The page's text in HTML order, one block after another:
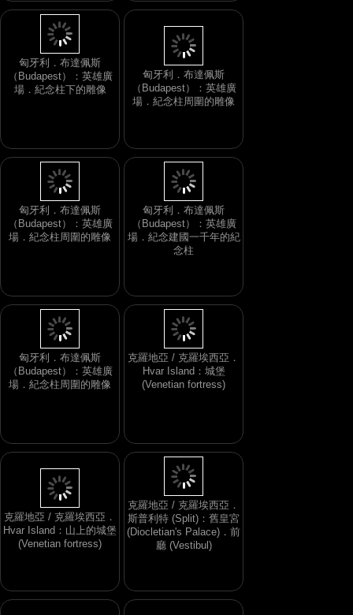
匈牙利．布達佩斯
（Budapest）：英雄廣
場．紀念柱下的雕像
匈牙利．布達佩斯
（Budapest）：英雄廣
場．紀念柱周圍的雕像
匈牙利．布達佩斯
（Budapest）：英雄廣
場．紀念柱周圍的雕像
匈牙利．布達佩斯
（Budapest）：英雄廣
場．紀念建國一千年的紀
念柱
匈牙利．布達佩斯
（Budapest）：英雄廣
場．紀念柱周圍的雕像
克羅地亞 / 克羅埃西亞．
Hvar Island：城堡
(Venetian fortress)
克羅地亞 / 克羅埃西亞．
Hvar Island：山上的城堡
(Venetian fortress)
克羅地亞 / 克羅埃西亞．
斯普利特 (Split)：舊皇宮
(Diocletian's Palace)．前
廳 (Vestibul)